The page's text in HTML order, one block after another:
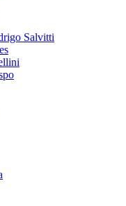
Salvitti